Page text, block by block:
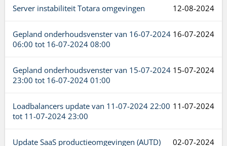
12-08-2024
Server instabiliteit Totara omgevingen
16-07-2024
Gepland onderhoudsvenster van 16-07-2024
06:00 tot 16-07-2024 08:00
15-07-2024
Gepland onderhoudsvenster van 15-07-2024
23:00 tot 16-07-2024 01:00
11-07-2024
Loadbalancers update van 11-07-2024 22:00
tot 11-07-2024 23:00
02-07-2024
Update SaaS productieomgevingen (AUTD)